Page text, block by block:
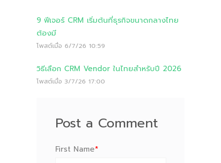
9 ฟีเจอร์ CRM เริ่มต้นที่ธุรกิจขนาดกลางไทย
ต้องมี
โพสต์เมื่อ 6/7/26 10:59
วิธีเลือก CRM Vendor ในไทยสำหรับปี 2026
โพสต์เมื่อ 3/7/26 17:00
Post a Comment
First Name*